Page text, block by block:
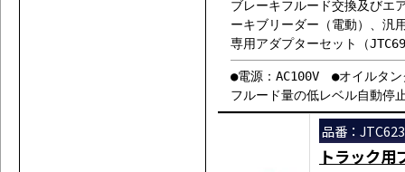
ブレーキフルード交換及びエ
ーキブリーダー（電動）、汎
専用アダプターセット（
●電源：AC100V ●オイルタ
フルード量の低レベル自動停
品番：
トラック用